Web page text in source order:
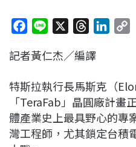
c
b
o
o
k
n
r
a
d
s
e
d
I
n
L
i
n
k
記者黃仁杰／編譯
特斯拉執行長馬斯克（
「TeraFab」晶圓廠計畫
體產業史上最具野心的專
灣工程師，尤其鎖定台積